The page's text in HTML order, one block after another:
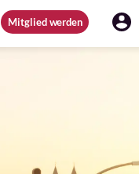
Mitglied werden